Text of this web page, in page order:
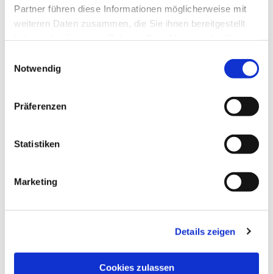
Partner führen diese Informationen möglicherweise mit
weiteren Daten zusammen, die Sie ihnen bereitgestellt
Notwendig
Präferenzen
Statistiken
Marketing
Details zeigen
Cookies zulassen